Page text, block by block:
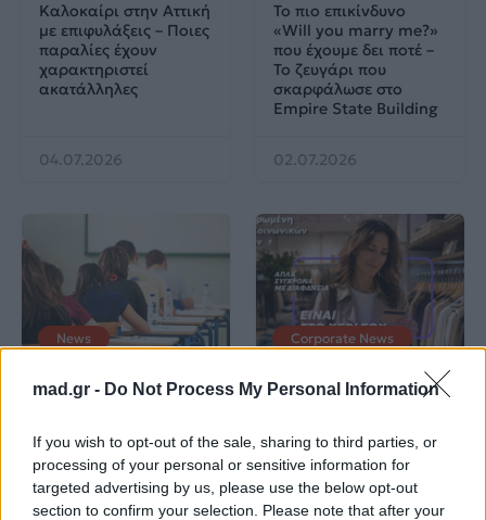
mad.gr - Do Not Process My Personal Information
If you wish to opt-out of the sale, sharing to third parties, or
processing of your personal or sensitive information for
targeted advertising by us, please use the below opt-out
section to confirm your selection. Please note that after your
Καλοκαίρι στην Αττική
με επιφυλάξεις – Ποιες
παραλίες έχουν
χαρακτηριστεί
ακατάλληλες
04.07.2026
Το πιο επικίνδυνο
«Will you marry me?»
που έχουμε δει ποτέ –
Το ζευγάρι που
σκαρφάλωσε στο
Empire State Building
02.07.2026
News
Πανελλαδικές 2026:
βαθμολογιών η
Λαρισαία Ιωάννα
Παπακώστα με 19.780
μόρια
Corporate News
Μία κάρτα για όλες τις